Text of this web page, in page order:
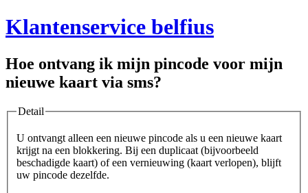
Klantenservice belfius
Hoe ontvang ik mijn pincode voor mijn
nieuwe kaart via sms?
Detail
U ontvangt alleen een nieuwe pincode als u een nieuwe kaart
krijgt na een blokkering. Bij een duplicaat (bijvoorbeeld
beschadigde kaart) of een vernieuwing (kaart verlopen), blijft
uw pincode dezelfde.